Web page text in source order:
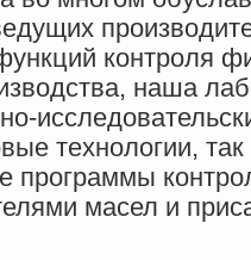
контроля
наша
технологии,
программы
масел и